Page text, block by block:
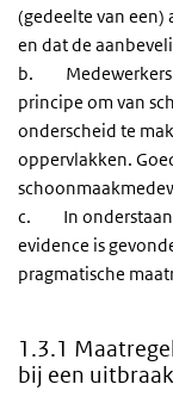
(gedeelte van
en dat de
b. Medewerkers
principe om van
onderscheid te
oppervlakken.
c. In
evidence is
pragmatische
1.3.1
bij een uitbraak